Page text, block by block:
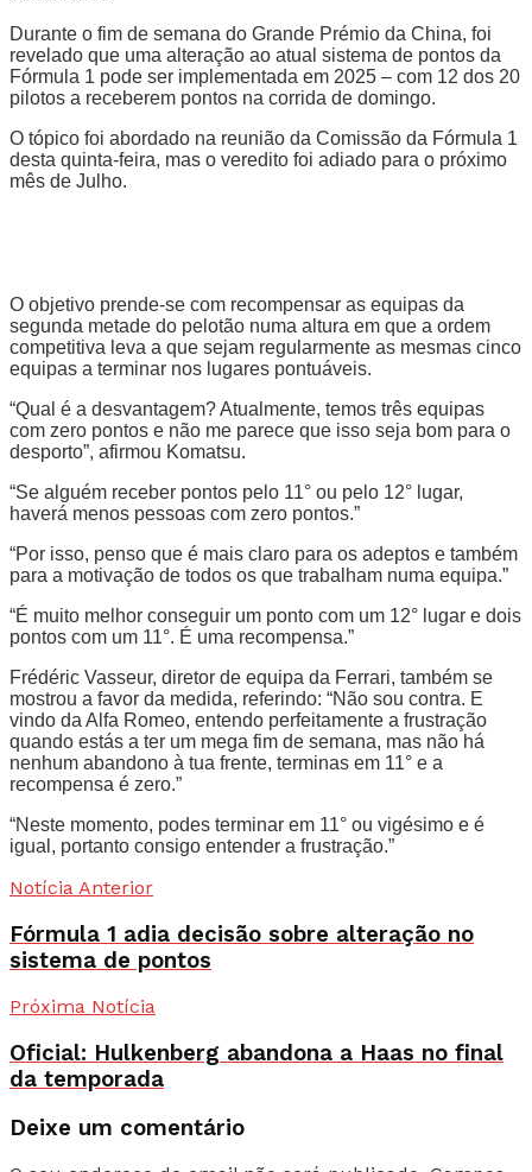
Durante o fim de semana do Grande Prémio da China, foi
revelado que uma alteração ao atual sistema de pontos da
Fórmula 1 pode ser implementada em 2025 – com 12 dos 20
pilotos a receberem pontos na corrida de domingo.
O tópico foi abordado na reunião da Comissão da Fórmula 1
desta quinta-feira, mas o veredito foi adiado para o próximo
mês de Julho.
O objetivo prende-se com recompensar as equipas da
segunda metade do pelotão numa altura em que a ordem
competitiva leva a que sejam regularmente as mesmas cinco
equipas a terminar nos lugares pontuáveis.
“Qual é a desvantagem? Atualmente, temos três equipas
com zero pontos e não me parece que isso seja bom para o
desporto”, afirmou Komatsu.
“Se alguém receber pontos pelo 11° ou pelo 12° lugar,
haverá menos pessoas com zero pontos.”
“Por isso, penso que é mais claro para os adeptos e também
para a motivação de todos os que trabalham numa equipa.”
“É muito melhor conseguir um ponto com um 12° lugar e dois
pontos com um 11°. É uma recompensa.”
Frédéric Vasseur, diretor de equipa da Ferrari, também se
mostrou a favor da medida, referindo: “Não sou contra. E
vindo da Alfa Romeo, entendo perfeitamente a frustração
quando estás a ter um mega fim de semana, mas não há
nenhum abandono à tua frente, terminas em 11° e a
recompensa é zero.”
“Neste momento, podes terminar em 11° ou vigésimo e é
igual, portanto consigo entender a frustração.”
Notícia Anterior
Fórmula 1 adia decisão sobre alteração no
sistema de pontos
Próxima Notícia
Oficial: Hulkenberg abandona a Haas no final
da temporada
Deixe um comentário